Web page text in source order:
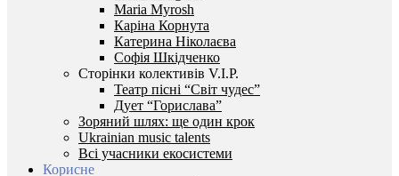
Maria Myrosh
Каріна Корнута
Катерина Ніколаєва
Софія Шкідченко
Сторінки колективів V.I.P.
Театр пісні “Світ чудес”
Дует “Горислава”
Зоряний шлях: ще один крок
Ukrainian music talents
Всі учасники екосистеми
Корисне